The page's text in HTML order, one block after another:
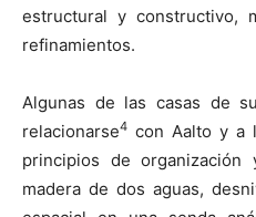
estructural y constructivo,
refinamientos.
Algunas de las casas de
relacionarse4 con Aalto y a
principios de
madera de dos aguas,